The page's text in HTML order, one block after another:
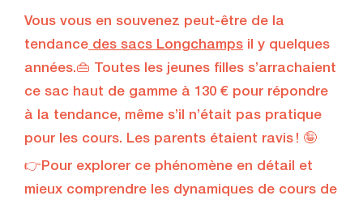
Vous vous en souvenez peut-être de la
tendance des sacs Longchamps il y quelques
années.👜 Toutes les jeunes filles s’arrachaient
ce sac haut de gamme à 130 € pour répondre
à la tendance, même s’il n’était pas pratique
pour les cours. Les parents étaient ravis ! 🤪
👉Pour explorer ce phénomène en détail et
mieux comprendre les dynamiques de cours de